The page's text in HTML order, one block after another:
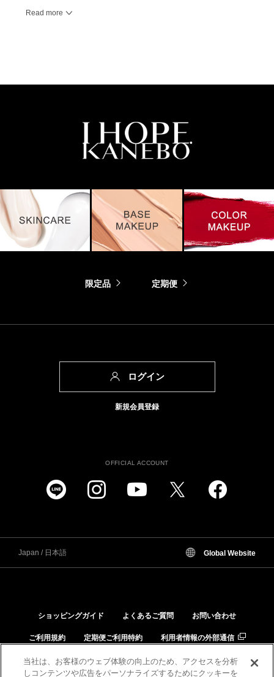
Read more
限定品 定期便
ログイン
新規会員登録
OFFICIAL ACCOUNT
Japan / 日本語 Global Website
ショッピングガイド よくあるご質問 お問い合わせ
ご利用規約 定期便ご利用特約 利用者情報の外部通信
個人情報保護方針 特定商取引法に基づく表示
当社は、お客様のウェブ体験の向上のため、アクセスを分析
しコンテンツや広告をパーソナライズするためにクッキーを